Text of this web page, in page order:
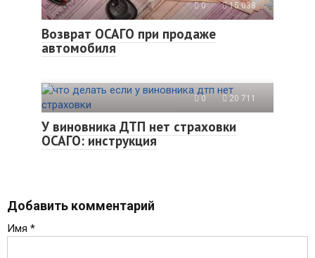
0 15 038
Возврат ОСАГО при продаже
автомобиля
0 20 711
У виновника ДТП нет страховки
ОСАГО: инструкция
Добавить комментарий
Имя *